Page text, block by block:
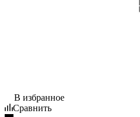
В избранное
Сравнить